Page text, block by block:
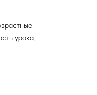
урока.